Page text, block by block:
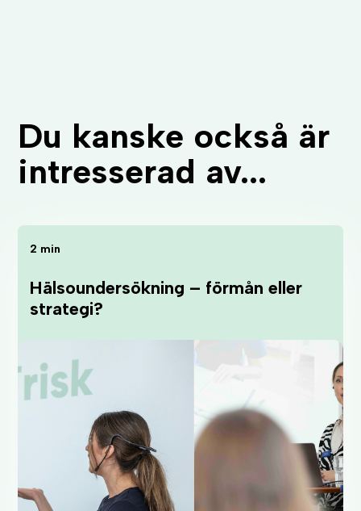
Du kanske också är
intresserad av...
2 min
Hälsoundersökning – förmån eller
strategi?